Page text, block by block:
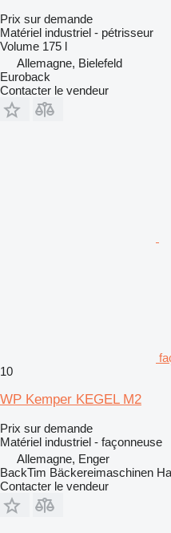
Prix sur demande
Matériel industriel - pétrisseur
Volume 175 l
Allemagne, Bielefeld
Euroback
Contacter le vendeur
10
WP Kemper KEGEL M2
Prix sur demande
Matériel industriel - façonneuse
Allemagne, Enger
BackTim Bäckereimaschinen
Contacter le vendeur